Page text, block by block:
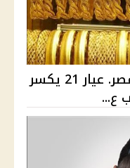
ارتفاع جديد بأسعار الذهب بمصر. عيار 21 يكسر